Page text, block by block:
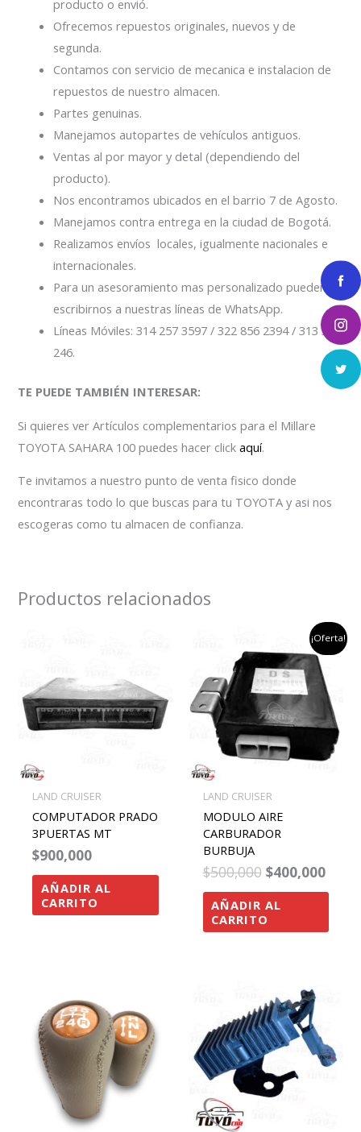
producto o envió.
Ofrecemos repuestos originales, nuevos y de
segunda.
Contamos con servicio de mecanica e instalacion de
repuestos de nuestro almacen.
Partes genuinas.
Manejamos autopartes de vehículos antiguos.
Ventas al por mayor y detal (dependiendo del
producto).
Nos encontramos ubicados en el barrio 7 de Agosto.
Manejamos contra entrega en la ciudad de Bogotá.
Realizamos envíos locales, igualmente nacionales e
internacionales.
Para un asesoramiento mas personalizado pueden
escribirnos a nuestras líneas de WhatsApp.
Líneas Móviles: 314 257 3597 / 322 856 2394 / 313 334
246.
TE PUEDE TAMBIÉN INTERESAR:
Si quieres ver Artículos complementarios para el Millare
TOYOTA SAHARA 100 puedes hacer clickaquí.
Te invitamos a nuestro punto de venta fisico donde
encontraras todo lo que buscas para tu TOYOTA y asi nos
escogeras como tu almacen de confianza.
Productos relacionados
LAND CRUISER
COMPUTADOR PRADO
3PUERTAS MT
$900,000
AÑADIR AL
CARRITO
¡Oferta!
LAND CRUISER
MODULO AIRE
CARBURADOR
BURBUJA
$500,000
original
era:
$500,000.
$400,000
el
es:
AÑADIR AL
CARRITO